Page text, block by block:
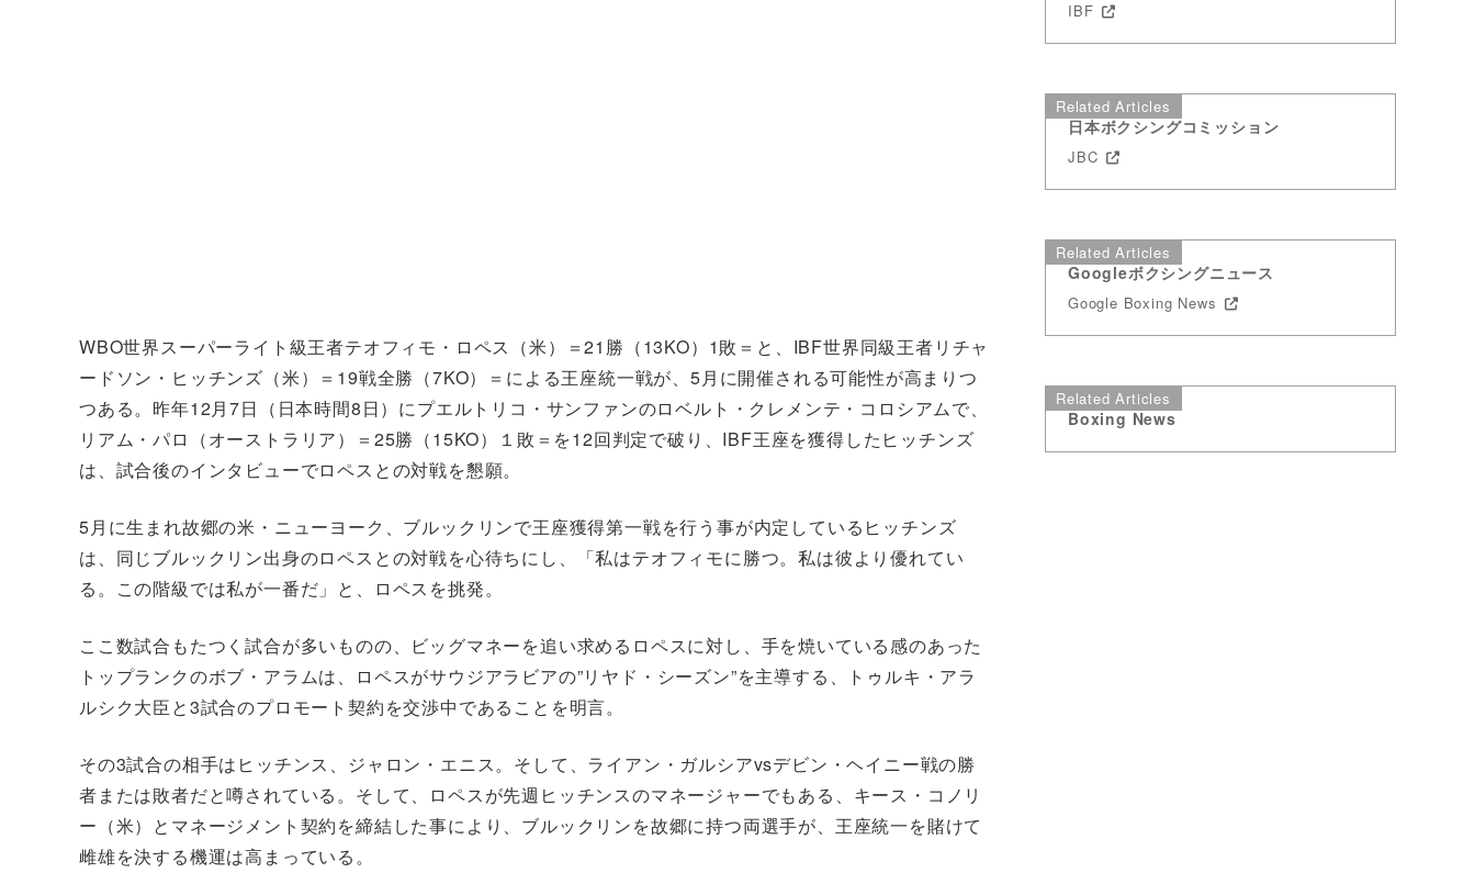
WBO世界スーパーライト級王者テオフィモ・ロペス（米）＝21勝（13KO）1敗＝と、IBF世界同級王者リチャ
ードソン・ヒッチンズ（米）＝19戦全勝（7KO）＝による王座統一戦が、5月に開催される可能性が高まりつ
つある。昨年12月7日（日本時間8日）にプエルトリコ・サンファンのロベルト・クレメンテ・コロシアムで、
リアム・パロ（オーストラリア）＝25勝（15KO）１敗＝を12回判定で破り、IBF王座を獲得したヒッチンズ
は、試合後のインタビューでロペスとの対戦を懇願。
5月に生まれ故郷の米・ニューヨーク、ブルックリンで王座獲得第一戦を行う事が内定しているヒッチンズ
は、同じブルックリン出身のロペスとの対戦を心待ちにし、「私はテオフィモに勝つ。私は彼より優れてい
る。この階級では私が一番だ」と、ロペスを挑発。
ここ数試合もたつく試合が多いものの、ビッグマネーを追い求めるロペスに対し、手を焼いている感のあった
トップランクのボブ・アラムは、ロペスがサウジアラビアの”リヤド・シーズン”を主導する、トゥルキ・アラ
ルシク大臣と3試合のプロモート契約を交渉中であることを明言。
その3試合の相手はヒッチンス、ジャロン・エニス。そして、ライアン・ガルシアvsデビン・ヘイニー戦の勝
者または敗者だと噂されている。そして、ロペスが先週ヒッチンスのマネージャーでもある、キース・コノリ
ー（米）とマネージメント契約を締結した事により、ブルックリンを故郷に持つ両選手が、王座統一を賭けて
雌雄を決する機運は高まっている。
IBF
Related Articles
日本ボクシングコミッション
JBC
Related Articles
Googleボクシングニュース
Google Boxing News
Related Articles
Boxing News